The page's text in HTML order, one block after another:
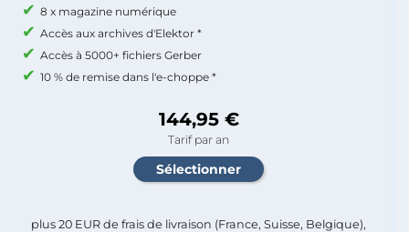
8 x magazine numérique
Accès aux archives d'Elektor *
Accès à 5000+ fichiers Gerber
10 % de remise dans l'e-choppe *
144,95 €
Tarif par an
plus 20 EUR de frais de livraison (France, Suisse, Belgique),